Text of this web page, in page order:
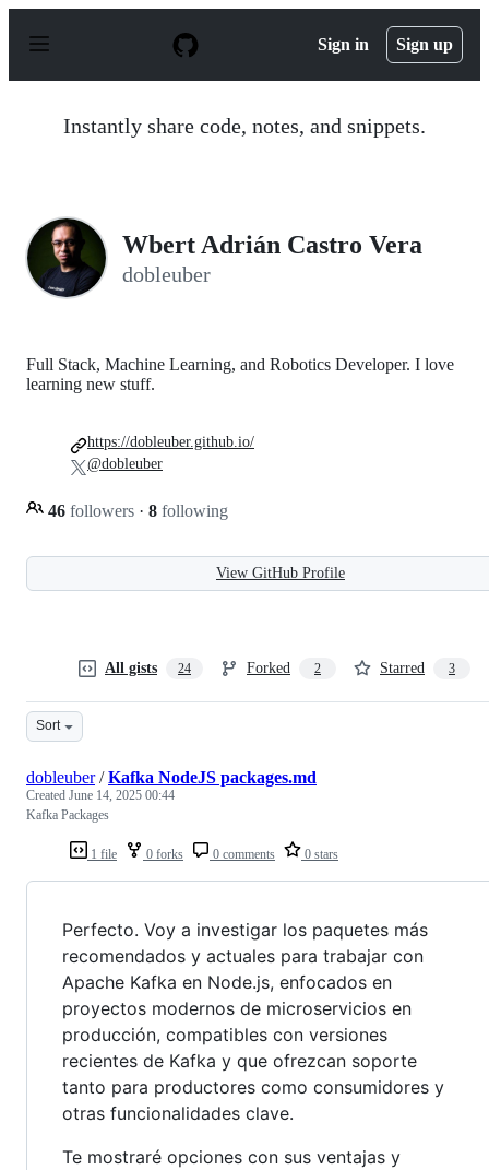
p
Sign in Sign up
Instantly share code, notes, and snippets.
Wbert Adrián Castro Vera
dobleuber
Full Stack, Machine Learning, and Robotics Developer. I love
learning new stuff.
46 followers · 8 following
https://dobleuber.github.io/
@dobleuber
View GitHub Profile
All gists 24 Forked 2 Starred 3
Sort
1 file 0 forks 0 comments 0 stars
dobleuber/Kafka NodeJS packages.md
Created June 14, 2025 00:44
Kafka Packages
Perfecto. Voy a investigar los paquetes más
recomendados y actuales para trabajar con
Apache Kafka en Node.js, enfocados en
proyectos modernos de microservicios en
producción, compatibles con versiones
recientes de Kafka y que ofrezcan soporte
tanto para productores como consumidores y
otras funcionalidades clave.
Te mostraré opciones con sus ventajas y